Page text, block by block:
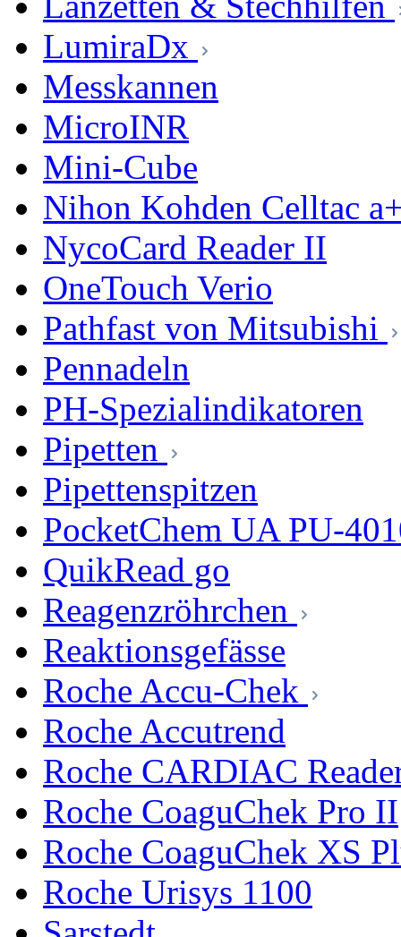
LumiraDx
Messkannen
MicroINR
Mini-Cube
Nihon Kohden Celltac
NycoCard Reader II
OneTouch Verio
Pathfast von Mitsubishi
Pennadeln
PH-Spezialindikatoren
Pipetten
Pipettenspitzen
PocketChem UA PU-
QuikRead go
Reagenzröhrchen
Reaktionsgefässe
Roche Accu-Chek
Roche Accutrend
Roche CARDIAC
Roche CoaguChek Pro II
Roche CoaguChek XS
Roche Urisys 1100